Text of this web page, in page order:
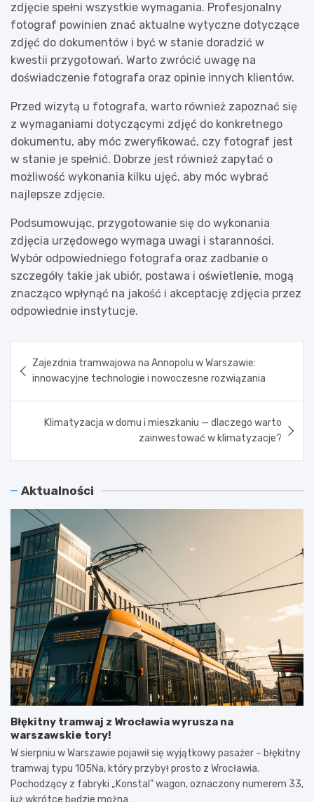
zdjęcie spełni wszystkie wymagania. Profesjonalny
fotograf powinien znać aktualne wytyczne dotyczące
zdjęć do dokumentów i być w stanie doradzić w
kwestii przygotowań. Warto zwrócić uwagę na
doświadczenie fotografa oraz opinie innych klientów.
Przed wizytą u fotografa, warto również zapoznać się
z wymaganiami dotyczącymi zdjęć do konkretnego
dokumentu, aby móc zweryfikować, czy fotograf jest
w stanie je spełnić. Dobrze jest również zapytać o
możliwość wykonania kilku ujęć, aby móc wybrać
najlepsze zdjęcie.
Podsumowując, przygotowanie się do wykonania
zdjęcia urzędowego wymaga uwagi i staranności.
Wybór odpowiedniego fotografa oraz zadbanie o
szczegóły takie jak ubiór, postawa i oświetlenie, mogą
znacząco wpłynąć na jakość i akceptację zdjęcia przez
odpowiednie instytucje.
wpisu
Zajezdnia tramwajowa na Annopolu w Warszawie:
innowacyjne technologie i nowoczesne rozwiązania
Klimatyzacja w domu i mieszkaniu — dlaczego warto
zainwestować w klimatyzacje?
Aktualności
Błękitny tramwaj z Wrocławia wyrusza na
warszawskie tory!
W sierpniu w Warszawie pojawił się wyjątkowy pasażer – błękitny
tramwaj typu 105Na, który przybył prosto z Wrocławia.
Pochodzący z fabryki „Konstal” wagon, oznaczony numerem 33,
już wkrótce będzie można…